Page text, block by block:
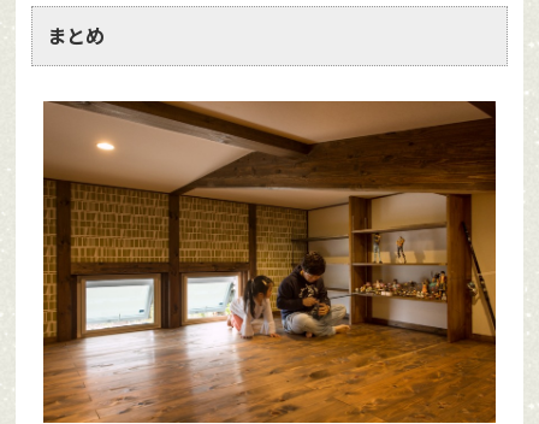
まとめ